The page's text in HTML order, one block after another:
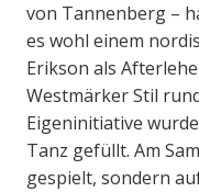
von Tannenberg –
es wohl einem
Erikson als
Westmärker Stil
Eigeninitiative
Tanz gefüllt. Am
gespielt, sondern